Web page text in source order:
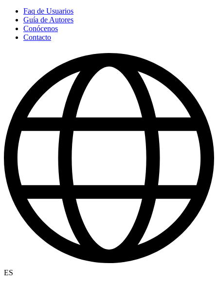
Faq de Usuarios
Guía de Autores
Conócenos
Contacto
ES